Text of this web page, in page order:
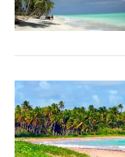
e
r
f
o
r